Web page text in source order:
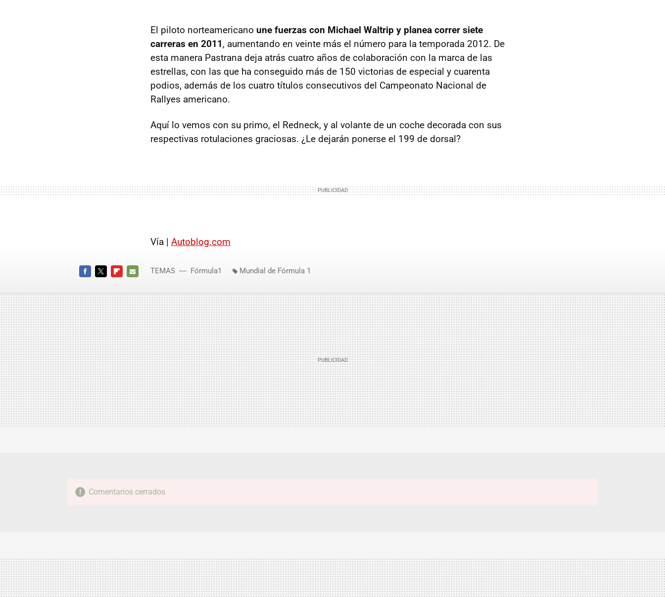
El piloto norteamericano une fuerzas con Michael Waltrip y planea correr siete
carreras en 2011, aumentando en veinte más el número para la temporada 2012. De
esta manera Pastrana deja atrás cuatro años de colaboración con la marca de las
estrellas, con las que ha conseguido más de 150 victorias de especial y cuarenta
podios, además de los cuatro títulos consecutivos del Campeonato Nacional de
Rallyes americano.
Aquí lo vemos con su primo, el Redneck, y al volante de un coche decorada con sus
respectivas rotulaciones graciosas. ¿Le dejarán ponerse el 199 de dorsal?
Vía | Autoblog.com
MAIL
TEMAS Fórmula1 Mundial de Fórmula 1
Comentarios cerrados